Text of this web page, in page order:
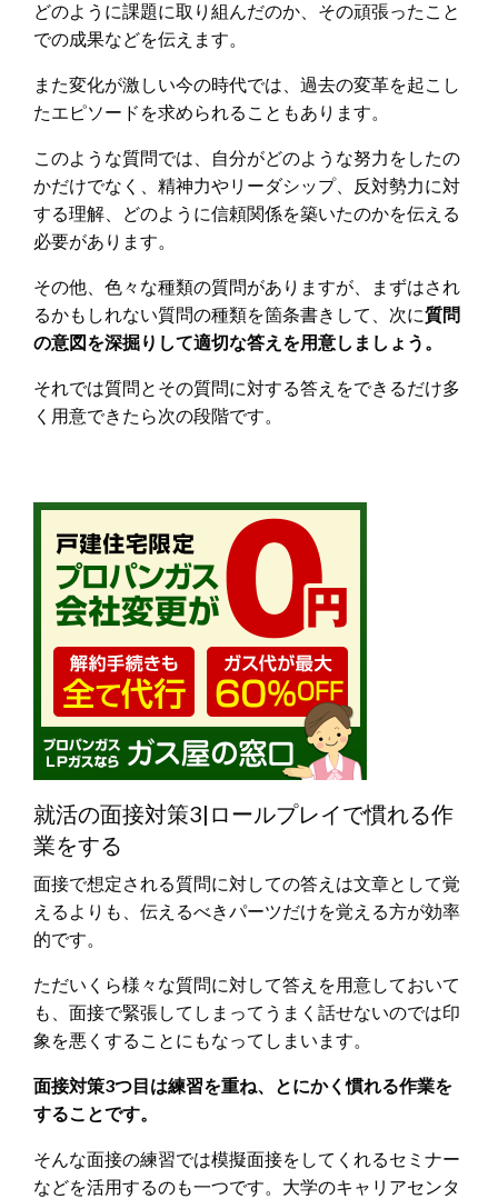
どのように課題に取り組んだのか、その頑張ったこと
での成果などを伝えます。
また変化が激しい今の時代では、過去の変革を起こし
たエピソードを求められることもあります。
このような質問では、自分がどのような努力をしたの
かだけでなく、精神力やリーダシップ、反対勢力に対
する理解、どのように信頼関係を築いたのかを伝える
必要があります。
その他、色々な種類の質問がありますが、まずはされ
るかもしれない質問の種類を箇条書きして、次に質問
の意図を深掘りして適切な答えを用意しましょう。
それでは質問とその質問に対する答えをできるだけ多
く用意できたら次の段階です。
就活の面接対策3|ロールプレイで慣れる作
業をする
面接で想定される質問に対しての答えは文章として覚
えるよりも、伝えるべきパーツだけを覚える方が効率
的です。
ただいくら様々な質問に対して答えを用意しておいて
も、面接で緊張してしまってうまく話せないのでは印
象を悪くすることにもなってしまいます。
面接対策3つ目は練習を重ね、とにかく慣れる作業を
することです。
そんな面接の練習では模擬面接をしてくれるセミナー
などを活用するのも一つです。大学のキャリアセンタ